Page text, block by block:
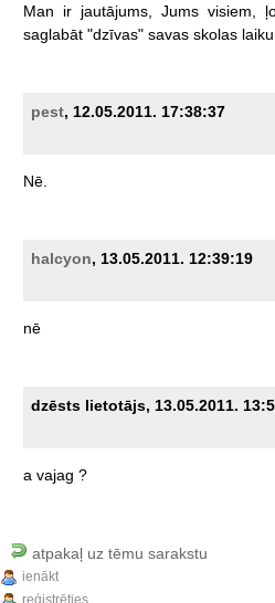
Man ir jautājums, Jums visiem,
saglabāt "dzīvas" savas skolas laiku
pest, 12.05.2011. 17:38:37
Nē.
halcyon, 13.05.2011. 12:39:19
nē
dzēsts lietotājs, 13.05.2011.
a vajag ?
atpakaļ uz tēmu sarakstu
ienākt
reģistrēties